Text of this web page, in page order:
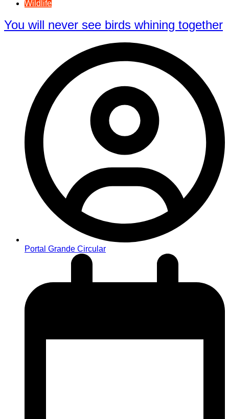
Wildlife
You will never see birds whining together
Portal Grande Circular